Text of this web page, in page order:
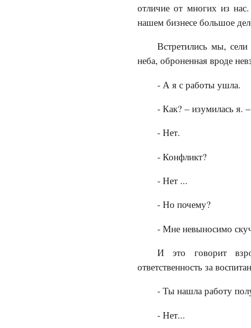
отличие от многих из
нашем бизнесе большое
Встретились мы,
неба, оброненная вроде
- А я с работы ушла.
- Как? – изумилась я.
- Нет.
- Конфликт?
- Нет ...
- Но почему?
- Мне невыносимо
И это говорит
ответственность за
- Ты нашла работу
- Нет...